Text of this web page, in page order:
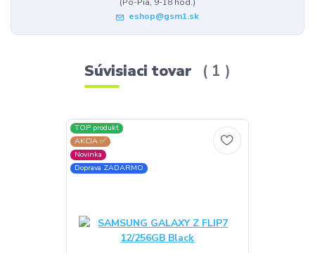
eshop@gsm1.sk
Súvisiaci tovar 1
TOP produkt
AKCIA ✅
Novinka
Doprava ZADARMO